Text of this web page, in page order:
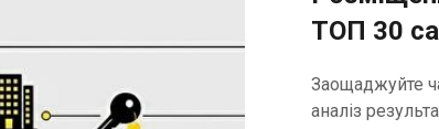
ТОП 30
Заощаджуйте
аналіз